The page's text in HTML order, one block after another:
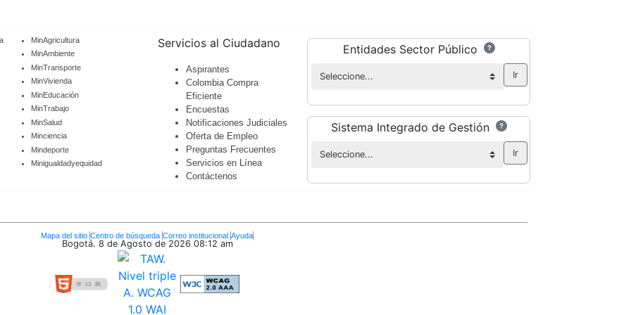
MinAgricultura
MinAmbiente
MinTransporte
MinVivienda
MinEducación
MinTrabajo
MinSalud
Minciencia
Mindeporte
Minigualdadyequidad
Servicios al Ciudadano
Aspirantes
Colombia Compra
Eficiente
Encuestas
Notificaciones Judiciales
Oferta de Empleo
Preguntas Frecuentes
Servicios en Línea
Contáctenos
Entidades Sector Público
Sistema Integrado de Gestión
Mapa del sitio Centro de búsqueda Correo institucional Ayuda
Bogotá. 8 de Agosto de 2026 08:12 am